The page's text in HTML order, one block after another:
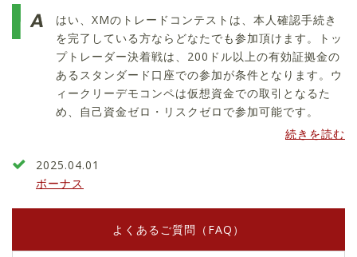
はい、XMのトレードコンテストは、本人確認手続き
を完了している方ならどなたでも参加頂けます。トッ
プトレーダー決着戦は、200ドル以上の有効証拠金の
あるスタンダード口座での参加が条件となります。ウ
ィークリーデモコンペは仮想資金での取引となるた
め、自己資金ゼロ・リスクゼロで参加可能です。
続きを読む
2025.04.01
ボーナス
よくあるご質問（FAQ）